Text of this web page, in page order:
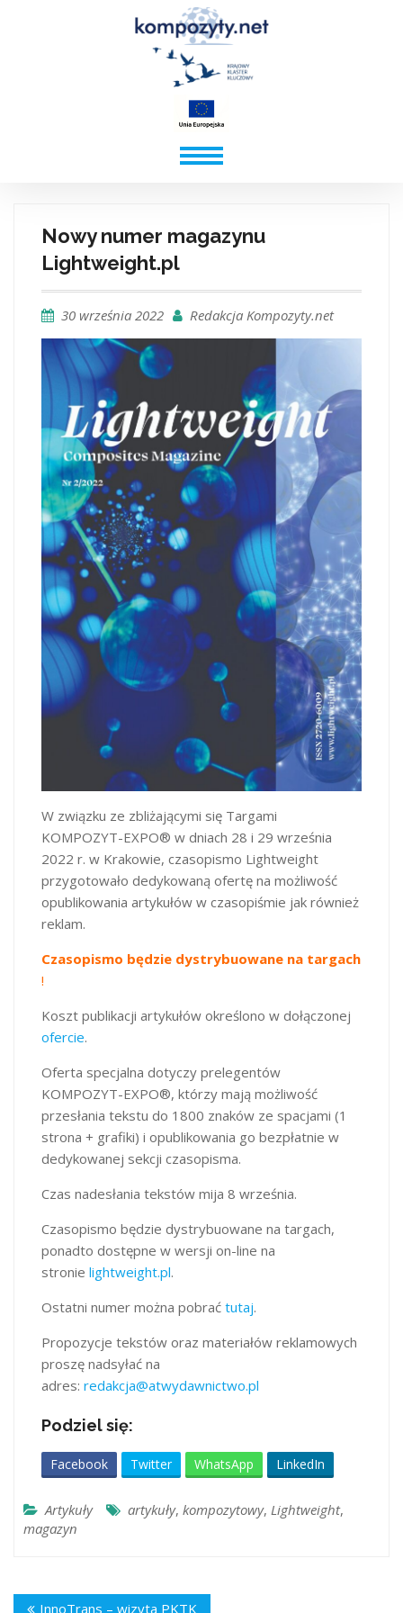
Nowy numer magazynu
Lightweight.pl
30 września 2022 Redakcja Kompozyty.net
W związku ze zbliżającymi się Targami
KOMPOZYT-EXPO® w dniach 28 i 29 września
2022 r. w Krakowie, czasopismo Lightweight
przygotowało dedykowaną ofertę na możliwość
opublikowania artykułów w czasopiśmie jak również
reklam.
Czasopismo będzie dystrybuowane na targach
!
Koszt publikacji artykułów określono w dołączonej
ofercie.
Oferta specjalna dotyczy prelegentów
KOMPOZYT-EXPO®, którzy mają możliwość
przesłania tekstu do 1800 znaków ze spacjami (1
strona + grafiki) i opublikowania go bezpłatnie w
dedykowanej sekcji czasopisma.
Czas nadesłania tekstów mija 8 września.
Czasopismo będzie dystrybuowane na targach,
ponadto dostępne w wersji on-line na
stronie lightweight.pl.
Ostatni numer można pobrać tutaj.
Propozycje tekstów oraz materiałów reklamowych
proszę nadsyłać na
adres: redakcja@atwydawnictwo.pl
Podziel się:
Facebook Twitter WhatsApp LinkedIn
Artykuły artykuły, kompozytowy, Lightweight,
magazyn
InnoTrans – wizyta PKTK